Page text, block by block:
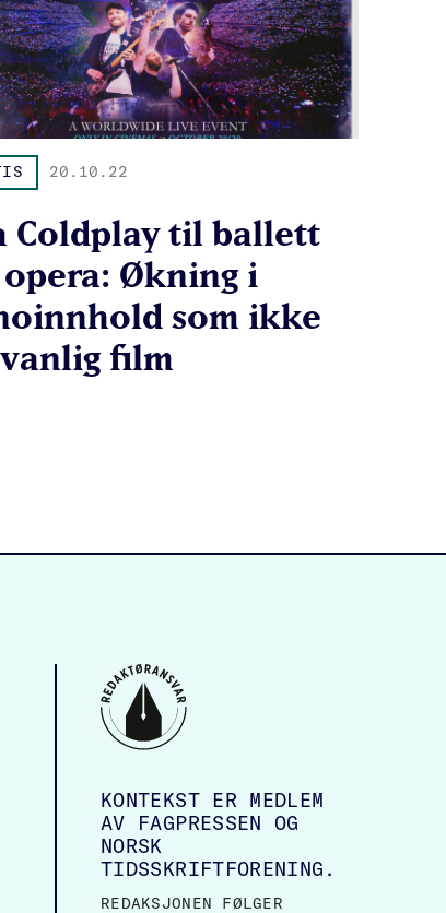
20.10.22
Coldplay til ballett
opera: Økning i
som ikke
film
KONTEKST ER MEDLEM
AV FAGPRESSEN OG
NORSK
TIDSSKRIFTFORENING.
REDAKSJONEN FØLGER